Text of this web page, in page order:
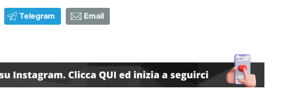
Telegram Email